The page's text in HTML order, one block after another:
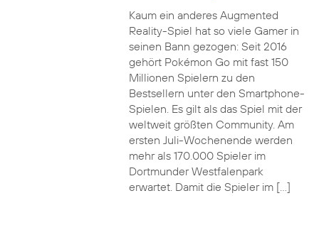
Kaum ein anderes Augmented
Reality-Spiel hat so viele Gamer in
seinen Bann gezogen: Seit 2016
gehört Pokémon Go mit fast 150
Millionen Spielern zu den
Bestsellern unter den Smartphone-
Spielen. Es gilt als das Spiel mit der
weltweit größten Community. Am
ersten Juli-Wochenende werden
mehr als 170.000 Spieler im
Dortmunder Westfalenpark
erwartet. Damit die Spieler im […]